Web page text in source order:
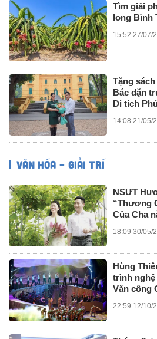
Tìm giải
long Bình
15:52 27/07/
Tặng
Bác dặn
Di tích
14:08 21/05/
VĂN HÓA – GIẢI TRÍ
NSƯT
“Thương
Của Cha
18:09 30/05/
Hùng
trình nghệ
Văn công
22:59 12/10/